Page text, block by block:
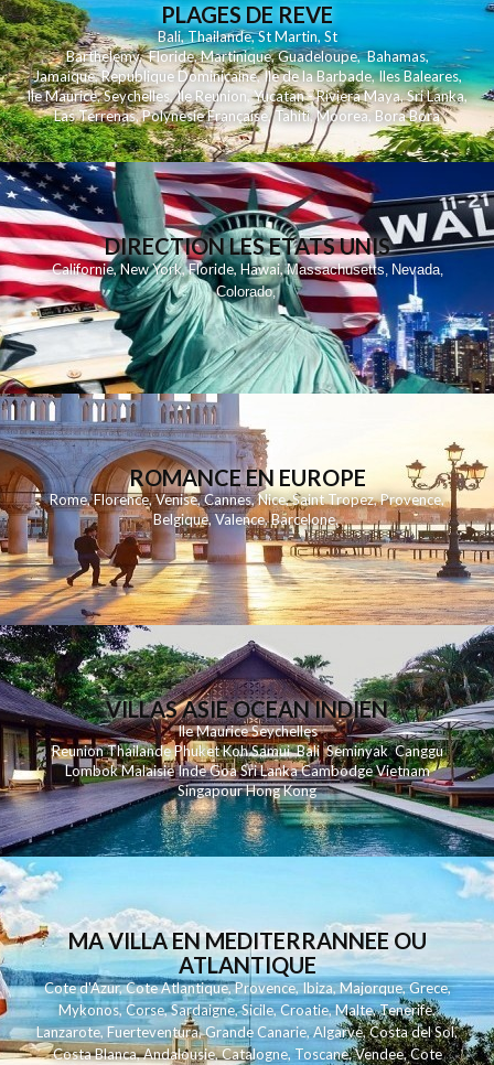
PLAGES DE REVE
Bali,Thailande,St Martin,St
Barthelemy,Floride,Martinique,Guadeloupe,Bahamas,
Jamaique,Republique Dominicaine,Ile de la Barbade,Iles Baleares,
Ile Maurice,Seychelles,Ile Reunion,Yucatan - Riviera Maya,Sri Lanka,
Las Terrenas,Polynesie Française,Tahiti,Moorea, Bora Bora
DIRECTION LES ETATS UNIS
Californie,New York,Floride,Hawai,Massachusetts, Nevada,
Colorado,
ROMANCE EN EUROPE
Rome,Florence,Venise,Cannes,Nice,Saint Tropez,Provence,
Belgique,Valence,Barcelone,
VILLAS ASIE OCEAN INDIEN
Ile MauriceSeychelles
ReunionThailandePhuketKohSamui Bali SeminyakCanggu
LombokMalaisieIndeGoaSri LankaCambodgeVietnam
SingapourHong Kong
MA VILLA EN MEDITERRANNEE OU
ATLANTIQUE
Cote d'Azur,Cote Atlantique,Provence,Ibiza,Majorque,Grece,
Mykonos,Corse,Sardaigne,Sicile,Croatie,Malte,Tenerife,
Lanzarote,Fuerteventura,Grande Canarie,Algarve,Costa del Sol,
Costa Blanca,Andalousie,Catalogne,Toscane,Vendee,Cote